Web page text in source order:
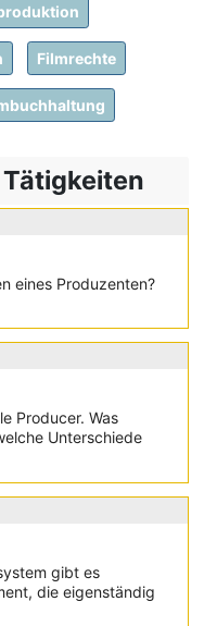
Filmrechte
eines Produzenten?
Producer. Was
Unterschiede
gibt es
die eigenständig